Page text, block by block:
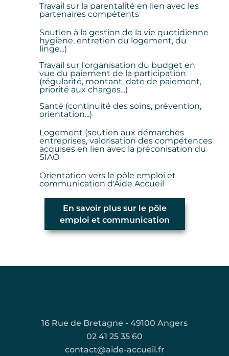
Travail sur la parentalité en lien avec les
partenaires compétents
Soutien à la gestion de la vie quotidienne
hygiène, entretien du logement, du
linge...)
Travail sur l'organisation du budget en
vue du paiement de la participation
(régularité, montant, date de paiement,
priorité aux charges...)
Santé (continuité des soins, prévention,
orientation...)
Logement (soutien aux démarches
entreprises, valorisation des compétences
acquises en lien avec la préconisation du
SIAO
Orientation vers le pôle emploi et
communication d'Aide Accueil
En savoir plus sur le pôle
emploi et communication
16 Rue de Bretagne - 49100 Angers
02 41 25 35 60
contact@aide-accueil.fr